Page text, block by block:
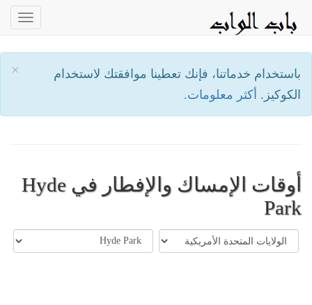
×
باستخدام خدماتنا، فإنك تعطينا موافقتك لاستخدام
الكوكيز. أكثر معلومات.
أوقات الإمساك والإفطار في Hyde
Park